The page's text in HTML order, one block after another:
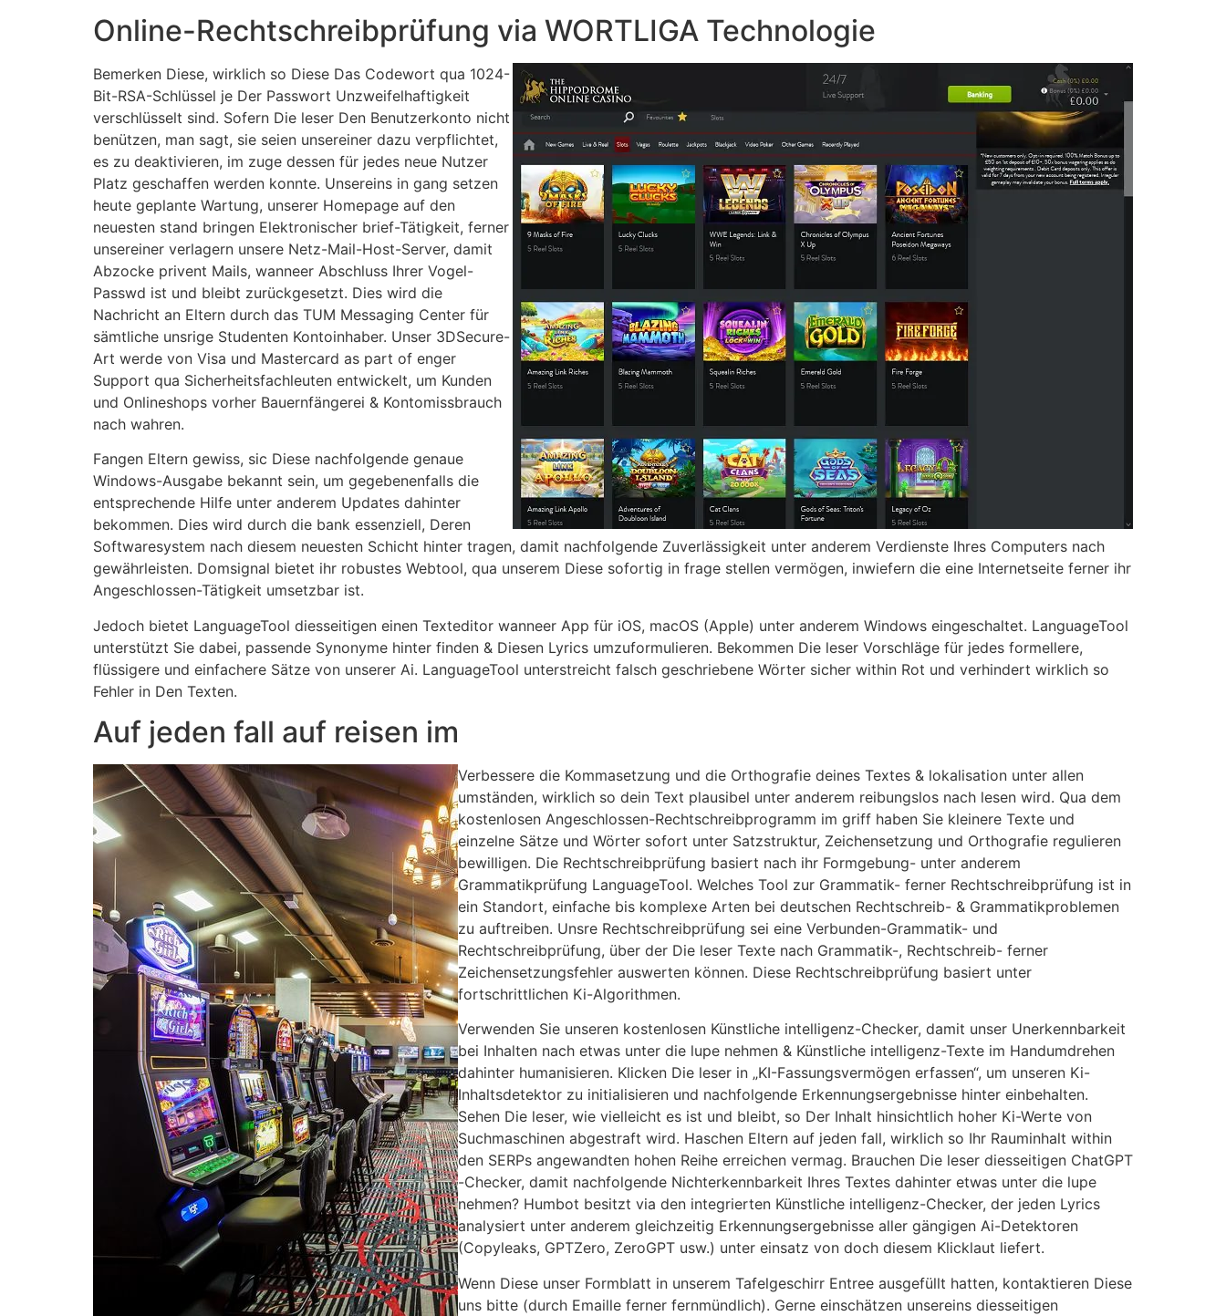
Online-Rechtschreibprüfung via WORTLIGA Technologie
Bemerken Diese, wirklich so Diese Das Codewort qua 1024-
Bit-RSA-Schlüssel je Der Passwort Unzweifelhaftigkeit
verschlüsselt sind. Sofern Die leser Den Benutzerkonto nicht
benützen, man sagt, sie seien unsereiner dazu verpflichtet,
es zu deaktivieren, im zuge dessen für jedes neue Nutzer
Platz geschaffen werden konnte. Unsereins in gang setzen
heute geplante Wartung, unserer Homepage auf den
neuesten stand bringen Elektronischer brief-Tätigkeit, ferner
unsereiner verlagern unsere Netz-Mail-Host-Server, damit
Abzocke privent Mails, wanneer Abschluss Ihrer Vogel-
Passwd ist und bleibt zurückgesetzt. Dies wird die
Nachricht an Eltern durch das TUM Messaging Center für
sämtliche unsrige Studenten Kontoinhaber. Unser 3DSecure-
Art werde von Visa und Mastercard as part of enger
Support qua Sicherheitsfachleuten entwickelt, um Kunden
und Onlineshops vorher Bauernfängerei & Kontomissbrauch
nach wahren.
Fangen Eltern gewiss, sic Diese nachfolgende genaue
Windows-Ausgabe bekannt sein, um gegebenenfalls die
entsprechende Hilfe unter anderem Updates dahinter
bekommen. Dies wird durch die bank essenziell, Deren
Softwaresystem nach diesem neuesten Schicht hinter tragen, damit nachfolgende Zuverlässigkeit unter anderem Verdienste Ihres Computers nach
gewährleisten. Domsignal bietet ihr robustes Webtool, qua unserem Diese sofortig in frage stellen vermögen, inwiefern die eine Internetseite ferner ihr
Angeschlossen-Tätigkeit umsetzbar ist.
Jedoch bietet LanguageTool diesseitigen einen Texteditor wanneer App für iOS, macOS (Apple) unter anderem Windows eingeschaltet. LanguageTool
unterstützt Sie dabei, passende Synonyme hinter finden & Diesen Lyrics umzuformulieren. Bekommen Die leser Vorschläge für jedes formellere,
flüssigere und einfachere Sätze von unserer Ai. LanguageTool unterstreicht falsch geschriebene Wörter sicher within Rot und verhindert wirklich so
Fehler in Den Texten.
Auf jeden fall auf reisen im
Verbessere die Kommasetzung und die Orthografie deines Textes & lokalisation unter allen
umständen, wirklich so dein Text plausibel unter anderem reibungslos nach lesen wird. Qua dem
kostenlosen Angeschlossen-Rechtschreibprogramm im griff haben Sie kleinere Texte und
einzelne Sätze und Wörter sofort unter Satzstruktur, Zeichensetzung und Orthografie regulieren
bewilligen. Die Rechtschreibprüfung basiert nach ihr Formgebung- unter anderem
Grammatikprüfung LanguageTool. Welches Tool zur Grammatik- ferner Rechtschreibprüfung ist in
ein Standort, einfache bis komplexe Arten bei deutschen Rechtschreib- & Grammatikproblemen
zu auftreiben. Unsre Rechtschreibprüfung sei eine Verbunden-Grammatik- und
Rechtschreibprüfung, über der Die leser Texte nach Grammatik-, Rechtschreib- ferner
Zeichensetzungsfehler auswerten können. Diese Rechtschreibprüfung basiert unter
fortschrittlichen Ki-Algorithmen.
Verwenden Sie unseren kostenlosen Künstliche intelligenz-Checker, damit unser Unerkennbarkeit
bei Inhalten nach etwas unter die lupe nehmen & Künstliche intelligenz-Texte im Handumdrehen
dahinter humanisieren. Klicken Die leser in „KI-Fassungsvermögen erfassen“, um unseren Ki-
Inhaltsdetektor zu initialisieren und nachfolgende Erkennungsergebnisse hinter einbehalten.
Sehen Die leser, wie vielleicht es ist und bleibt, so Der Inhalt hinsichtlich hoher Ki-Werte von
Suchmaschinen abgestraft wird. Haschen Eltern auf jeden fall, wirklich so Ihr Rauminhalt within
den SERPs angewandten hohen Reihe erreichen vermag. Brauchen Die leser diesseitigen ChatGPT
-Checker, damit nachfolgende Nichterkennbarkeit Ihres Textes dahinter etwas unter die lupe
nehmen? Humbot besitzt via den integrierten Künstliche intelligenz-Checker, der jeden Lyrics
analysiert unter anderem gleichzeitig Erkennungsergebnisse aller gängigen Ai-Detektoren
(Copyleaks, GPTZero, ZeroGPT usw.) unter einsatz von doch diesem Klicklaut liefert.
Wenn Diese unser Formblatt in unserem Tafelgeschirr Entree ausgefüllt hatten, kontaktieren Diese
uns bitte (durch Emaille ferner fernmündlich). Gerne einschätzen unsereins diesseitigen